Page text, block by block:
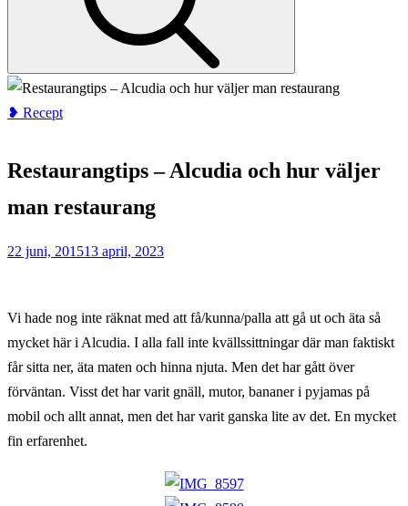
Recept
Restaurangtips
Alcudia
väljer
man
restaurang
❥ Recept
Restaurangtips – Alcudia och hur väljer
man restaurang
22 juni, 201513 april, 2023
Vi hade nog inte räknat med att få/kunna/palla att gå ut och äta så
mycket här i Alcudia. I alla fall inte kvällssittningar där man faktiskt
får sitta ner, äta maten och hinna njuta. Men det har gått över
förväntan. Visst det har varit gnäll, mutor, bananer i pyjamas på
mobil och allt annat, men det har varit ganska lite av det. En mycket
fin erfarenhet.